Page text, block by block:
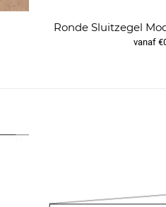
Ronde Sluitzegel
vanaf